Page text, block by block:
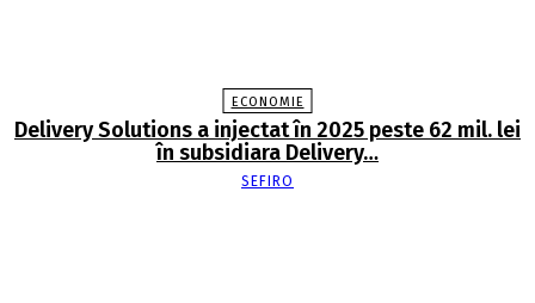
ECONOMIE
Delivery Solutions a injectat în 2025 peste 62 mil. lei
în subsidiara Delivery…
SEFIRO